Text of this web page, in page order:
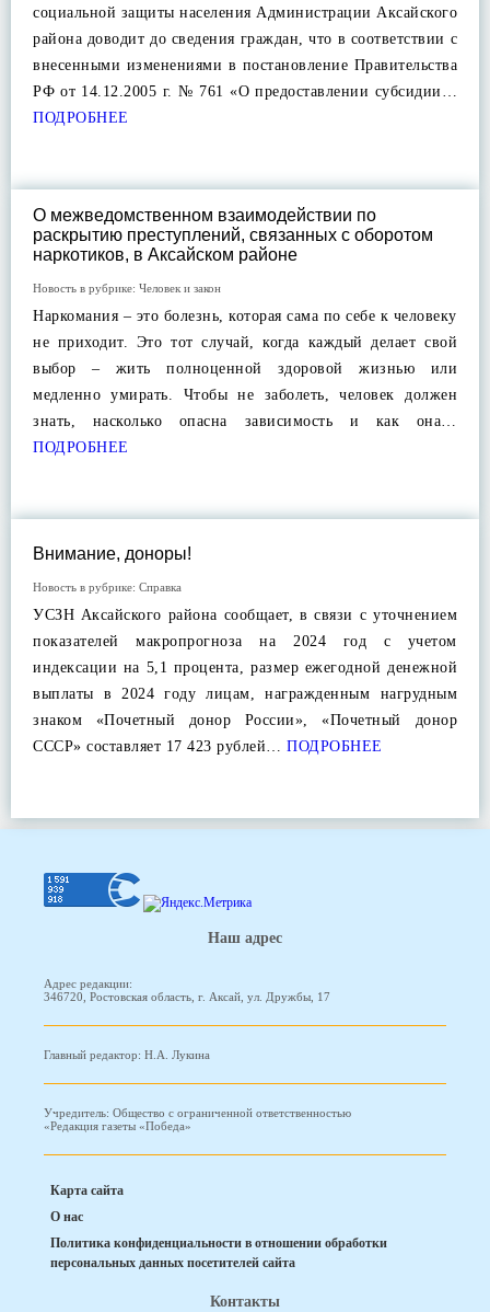
социальной защиты населения Администрации Аксайского
района доводит до сведения граждан, что в соответствии с
внесенными изменениями в постановление Правительства
РФ от 14.12.2005 г. № 761 «О предоставлении субсидии…
ПОДРОБНЕЕ
О межведомственном взаимодействии по
раскрытию преступлений, связанных с оборотом
наркотиков, в Аксайском районе
Новость в рубрике: Человек и закон
Наркомания – это болезнь, которая сама по себе к человеку
не приходит. Это тот случай, когда каждый делает свой
выбор – жить полноценной здоровой жизнью или
медленно умирать. Чтобы не заболеть, человек должен
знать, насколько опасна зависимость и как она…
ПОДРОБНЕЕ
Внимание, доноры!
Новость в рубрике: Справка
УСЗН Аксайского района сообщает, в связи с уточнением
показателей макропрогноза на 2024 год с учетом
индексации на 5,1 процента, размер ежегодной денежной
выплаты в 2024 году лицам, награжденным нагрудным
знаком «Почетный донор России», «Почетный донор
СССР» составляет 17 423 рублей… ПОДРОБНЕЕ
Наш адрес
Адрес редакции:
346720, Ростовская область, г. Аксай, ул. Дружбы, 17
Главный редактор: Н.А. Лукина
Учредитель: Общество с ограниченной ответственностью
«Редакция газеты «Победа»
Карта сайта
О нас
Политика конфиденциальности в отношении обработки
персональных данных посетителей сайта
Контакты